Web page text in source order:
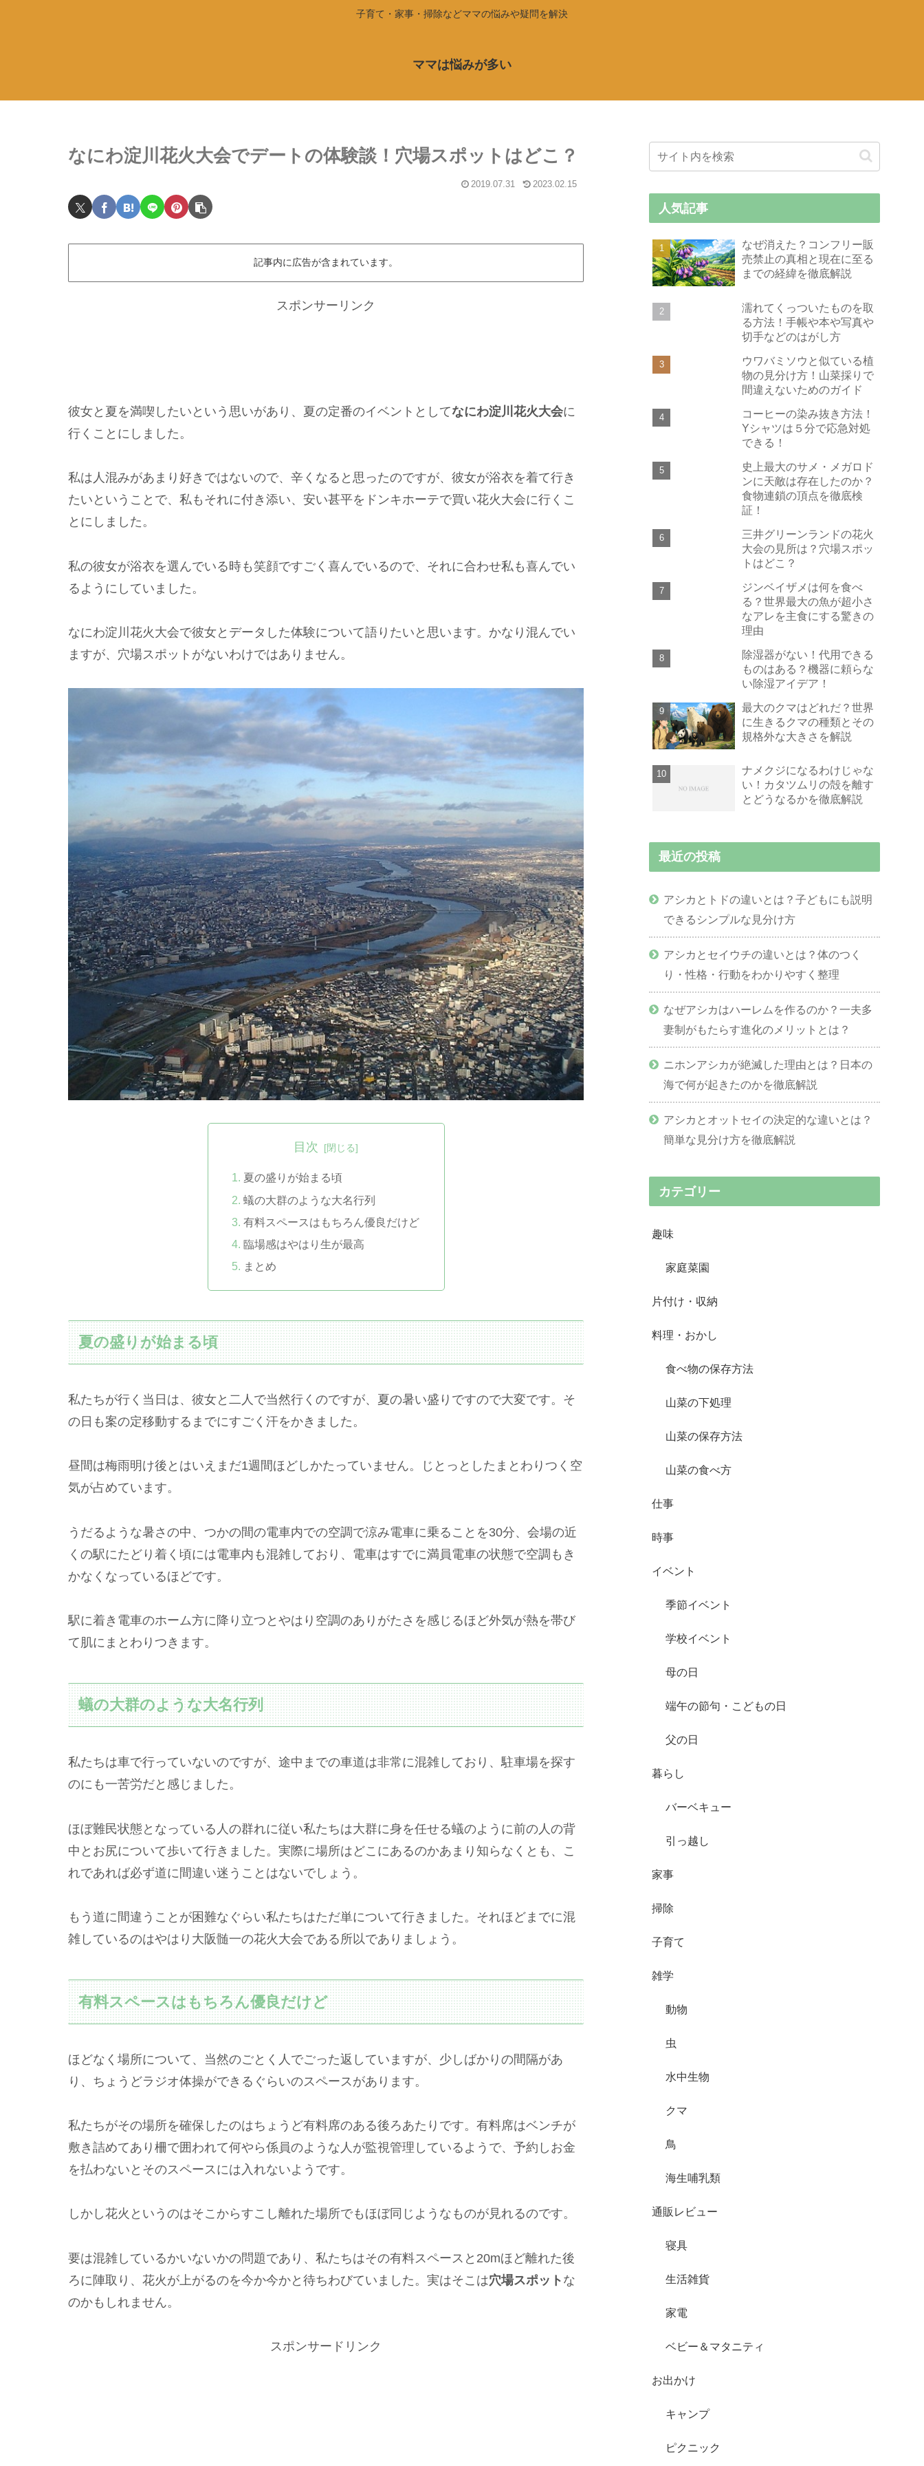
子育て・家事・掃除などママの悩みや疑問を解決
ママは悩みが多い
なにわ淀川花火大会でデートの体験談！穴場スポットはどこ？
2019.07.31 2023.02.15
記事内に広告が含まれています。
スポンサーリンク
彼女と夏を満喫したいという思いがあり、夏の定番のイベントとしてなにわ淀川花火大会に
行くことにしました。
私は人混みがあまり好きではないので、辛くなると思ったのですが、彼女が浴衣を着て行き
たいということで、私もそれに付き添い、安い甚平をドンキホーテで買い花火大会に行くこ
とにしました。
私の彼女が浴衣を選んでいる時も笑顔ですごく喜んでいるので、それに合わせ私も喜んでい
るようにしていました。
なにわ淀川花火大会で彼女とデータした体験について語りたいと思います。かなり混んでい
ますが、穴場スポットがないわけではありません。
目次
夏の盛りが始まる頃
蟻の大群のような大名行列
有料スペースはもちろん優良だけど
臨場感はやはり生が最高
まとめ
夏の盛りが始まる頃
私たちが行く当日は、彼女と二人で当然行くのですが、夏の暑い盛りですので大変です。そ
の日も案の定移動するまでにすごく汗をかきました。
昼間は梅雨明け後とはいえまだ1週間ほどしかたっていません。じとっとしたまとわりつく空
気が占めています。
うだるような暑さの中、つかの間の電車内での空調で涼み電車に乗ることを30分、会場の近
くの駅にたどり着く頃には電車内も混雑しており、電車はすでに満員電車の状態で空調もき
かなくなっているほどです。
駅に着き電車のホーム方に降り立つとやはり空調のありがたさを感じるほど外気が熱を帯び
て肌にまとわりつきます。
蟻の大群のような大名行列
私たちは車で行っていないのですが、途中までの車道は非常に混雑しており、駐車場を探す
のにも一苦労だと感じました。
ほぼ難民状態となっている人の群れに従い私たちは大群に身を任せる蟻のように前の人の背
中とお尻について歩いて行きました。実際に場所はどこにあるのかあまり知らなくとも、こ
れであれば必ず道に間違い迷うことはないでしょう。
もう道に間違うことが困難なぐらい私たちはただ単について行きました。それほどまでに混
雑しているのはやはり大阪髄一の花火大会である所以でありましょう。
有料スペースはもちろん優良だけど
ほどなく場所について、当然のごとく人でごった返していますが、少しばかりの間隔があ
り、ちょうどラジオ体操ができるぐらいのスペースがあります。
私たちがその場所を確保したのはちょうど有料席のある後ろあたりです。有料席はベンチが
敷き詰めてあり柵で囲われて何やら係員のような人が監視管理しているようで、予約しお金
を払わないとそのスペースには入れないようです。
しかし花火というのはそこからすこし離れた場所でもほぼ同じようなものが見れるのです。
要は混雑しているかいないかの問題であり、私たちはその有料スペースと20mほど離れた後
ろに陣取り、花火が上がるのを今か今かと待ちわびていました。実はそこは穴場スポット な
のかもしれません。
スポンサードリンク
人気記事
なぜ消えた？コンフリー販
売禁止の真相と現在に至る
までの経緯を徹底解説
濡れてくっついたものを取
る方法！手帳や本や写真や
切手などのはがし方
ウワバミソウと似ている植
物の見分け方！山菜採りで
間違えないためのガイド
コーヒーの染み抜き方法！
Yシャツは５分で応急対処
できる！
史上最大のサメ・メガロド
ンに天敵は存在したのか？
食物連鎖の頂点を徹底検
証！
三井グリーンランドの花火
大会の見所は？穴場スポッ
トはどこ？
ジンベイザメは何を食べ
る？世界最大の魚が超小さ
なアレを主食にする驚きの
理由
除湿器がない！代用できる
ものはある？機器に頼らな
い除湿アイデア！
最大のクマはどれだ？世界
に生きるクマの種類とその
規格外な大きさを解説
ナメクジになるわけじゃな
い！カタツムリの殻を離す
とどうなるかを徹底解説
最近の投稿
アシカとトドの違いとは？子どもにも説明
できるシンプルな見分け方
アシカとセイウチの違いとは？体のつく
り・性格・行動をわかりやすく整理
なぜアシカはハーレムを作るのか？一夫多
妻制がもたらす進化のメリットとは？
ニホンアシカが絶滅した理由とは？日本の
海で何が起きたのかを徹底解説
アシカとオットセイの決定的な違いとは？
簡単な見分け方を徹底解説
カテゴリー
趣味
家庭菜園
片付け・収納
料理・おかし
食べ物の保存方法
山菜の下処理
山菜の保存方法
山菜の食べ方
仕事
時事
イベント
季節イベント
学校イベント
母の日
端午の節句・こどもの日
父の日
暮らし
バーベキュー
引っ越し
家事
掃除
子育て
雑学
動物
虫
水中生物
クマ
鳥
海生哺乳類
通販レビュー
寝具
生活雑貨
家電
ベビー＆マタニティ
お出かけ
キャンプ
ピクニック